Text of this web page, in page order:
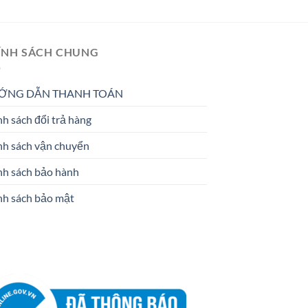
SÁCH CHUNG
DẪN THANH TOÁN
sách đổi trả hàng
sách vận chuyển
sách bảo hành
sách bảo mật